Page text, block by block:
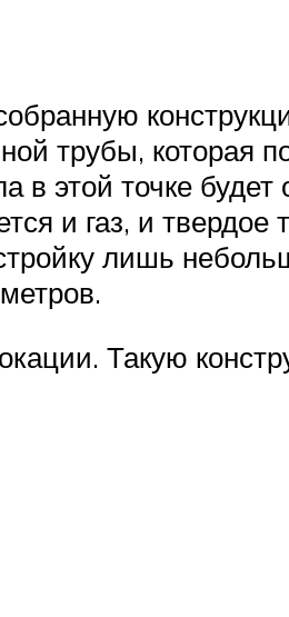
трубы, которая
этой точке
и газ, и
лишь
Такую